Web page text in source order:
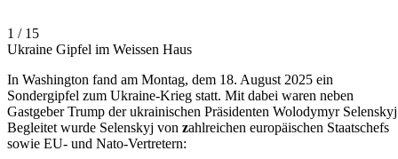
1 / 15
Ukraine Gipfel im Weissen Haus
In Washington fand am Montag, dem 18. August 2025 ein
Sondergipfel zum Ukraine-Krieg statt. Mit dabei waren neben
Gastgeber Trump der ukrainischen Präsidenten Wolodymyr
Begleitet wurde Selenskyj von zahlreichen europäischen Staatschefs
sowie EU- und Nato-Vertretern: